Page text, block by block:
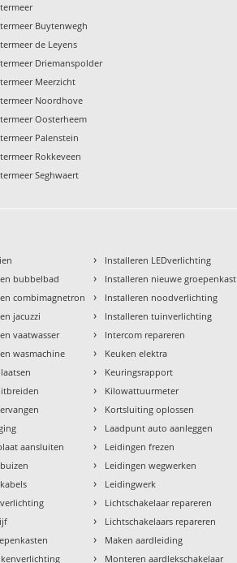
Buytenwegh
de Leyens
Driemanspolder
Meerzicht
Noordhove
Oosterheem
Palenstein
Rokkeveen
Seghwaert
bubbelbad
combimagnetron
jacuzzi
vaatwasser
wasmachine
aansluiten
› Installeren LEDverlichting
› Installeren nieuwe groepenkast
› Installeren noodverlichting
› Installeren tuinverlichting
› Intercom repareren
› Keuken elektra
› Keuringsrapport
› Kilowattuurmeter
› Kortsluiting oplossen
› Laadpunt auto aanleggen
› Leidingen frezen
› Leidingen wegwerken
› Leidingwerk
› Lichtschakelaar repareren
› Lichtschakelaars repareren
› Maken aardleiding
› Monteren aardlekschakelaar